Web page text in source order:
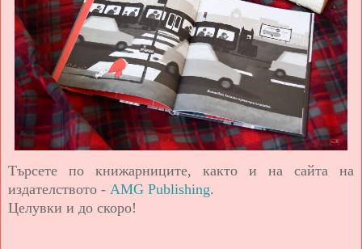
Търсете по книжарниците, както и на сайта на
издателството - AMG Publishing.
Целувки и до скоро!